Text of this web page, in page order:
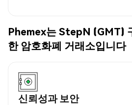
Phemex는 StepN (GMT)
한 암호화폐 거래소입니다
신뢰성과 보안